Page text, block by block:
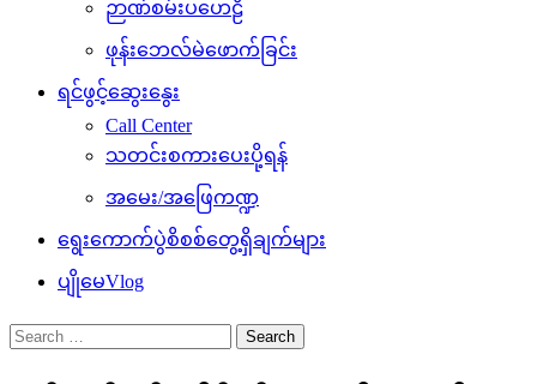
ဉာဏ်စမ်းပဟေဠိ
ဖုန်းဘေလ်မဲဖောက်ခြင်း
ရင်ဖွင့်ဆွေးနွေး
Call Center
သတင်းစကားပေးပို့ရန်
အမေး/အဖြေကဏ္ဍ
ရွေးကောက်ပွဲစိစစ်တွေ့ရှိချက်များ
ပျိုမေVlog
Search
for: